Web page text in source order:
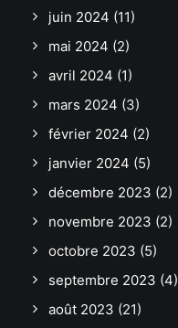
juin 2024 (11)
mai 2024 (2)
avril 2024 (1)
mars 2024 (3)
février 2024 (2)
janvier 2024 (5)
décembre 2023 (2)
novembre 2023 (2)
octobre 2023 (5)
septembre 2023 (4)
août 2023 (21)